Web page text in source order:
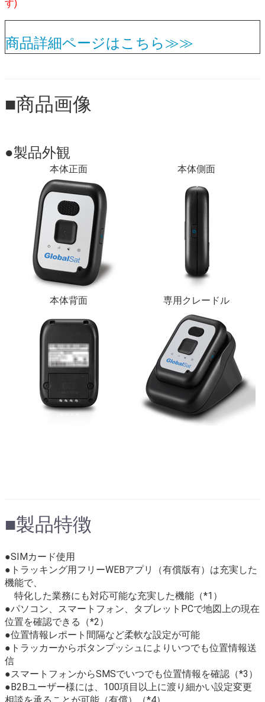
す)
商品詳細ページはこちら≫≫
■商品画像
●製品外観
本体正面 本体側面
本体背面 専用クレードル
■製品特徴
●SIMカード使用
●トラッキング用フリーWEBアプリ（有償版有）は充実した
機能で、
特化した業務にも対応可能な充実した機能（*1）
●パソコン、スマートフォン、タブレットPCで地図上の現在
位置を確認できる（*2）
●位置情報レポート間隔など柔軟な設定が可能
●トラッカーからボタンプッシュによりいつでも位置情報送
信
●スマートフォンからSMSでいつでも位置情報を確認（*3）
●B2Bユーザー様には、100項目以上に渡り細かい設定変更